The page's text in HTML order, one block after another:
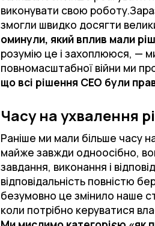
виконувати свою
змогли швидко досягти
оминули, який вплив мали
розумію це і захоплююся, —
повномасштабної війни ми
що всі рішення СЕО були
Часу на ухвалення
Раніше ми мали більше часу
майже завжди одноосібно,
завдання, виконання і
відповідальність повністю
безумовно це змінило наше
коли потрібно керуватися